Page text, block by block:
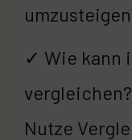
umzusteigen
✓ Wie kann
vergleichen?
Nutze